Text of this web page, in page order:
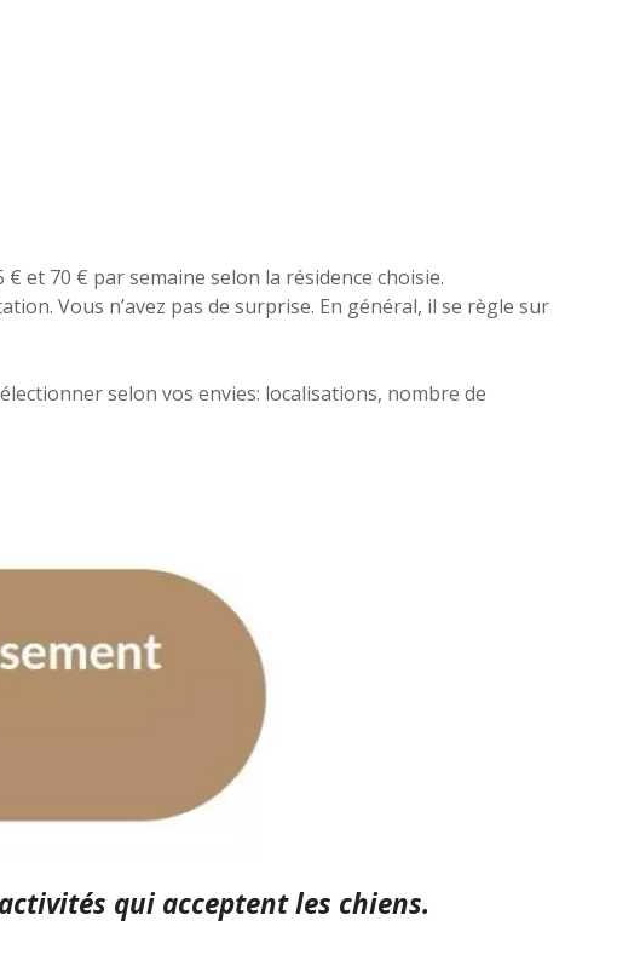
et 70 € par semaine selon la résidence choisie.
Vous n’avez pas de surprise. En général, il se règle sur
selon vos envies: localisations, nombre de
qui acceptent les chiens.